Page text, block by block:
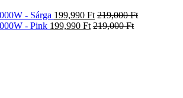
- Sárga 199,990 Ft 219,000Ft
- Pink 199,990 Ft 219,000Ft